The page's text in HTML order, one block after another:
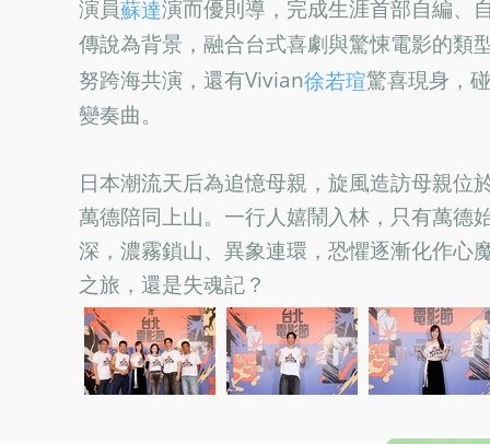
演員蘇達演而優則導，完成生涯首部自編、
傳說為背景，融合台式喜劇與驚悚電影的類
努跨海共演，還有Vivian徐若瑄驚喜現身，
變奏曲。
日本潮流天后為追憶母親，旋風造訪母親位
萬德陪同上山。一行人嬉鬧入林，只有萬德
深，濃霧鎖山、異象連環，恐懼逐漸化作心
之旅，還是失魂記？